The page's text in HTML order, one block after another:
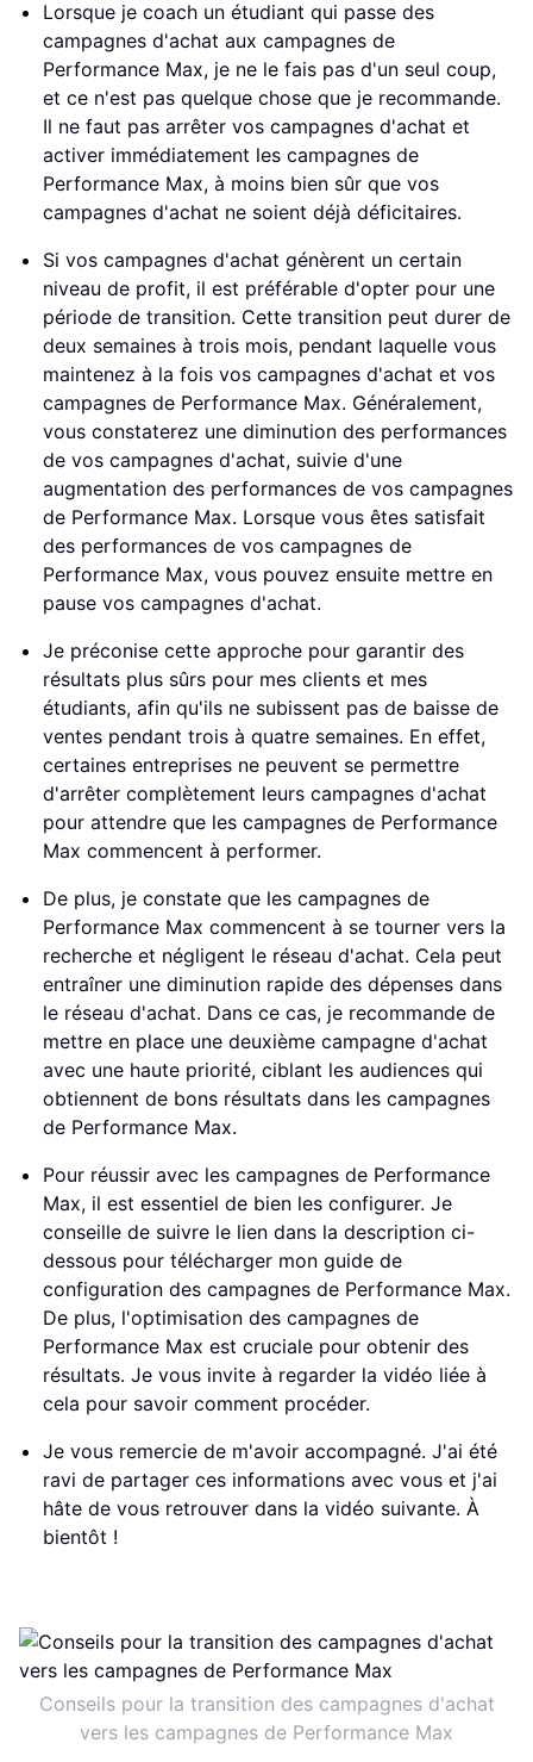
Lorsque je coach un étudiant qui passe des
campagnes d'achat aux campagnes de
Performance Max, je ne le fais pas d'un seul coup,
et ce n'est pas quelque chose que je recommande.
Il ne faut pas arrêter vos campagnes d'achat et
activer immédiatement les campagnes de
Performance Max, à moins bien sûr que vos
campagnes d'achat ne soient déjà déficitaires.
Si vos campagnes d'achat génèrent un certain
niveau de profit, il est préférable d'opter pour une
période de transition. Cette transition peut durer de
deux semaines à trois mois, pendant laquelle vous
maintenez à la fois vos campagnes d'achat et vos
campagnes de Performance Max. Généralement,
vous constaterez une diminution des performances
de vos campagnes d'achat, suivie d'une
augmentation des performances de vos campagnes
de Performance Max. Lorsque vous êtes satisfait
des performances de vos campagnes de
Performance Max, vous pouvez ensuite mettre en
pause vos campagnes d'achat.
Je préconise cette approche pour garantir des
résultats plus sûrs pour mes clients et mes
étudiants, afin qu'ils ne subissent pas de baisse de
ventes pendant trois à quatre semaines. En effet,
certaines entreprises ne peuvent se permettre
d'arrêter complètement leurs campagnes d'achat
pour attendre que les campagnes de Performance
Max commencent à performer.
De plus, je constate que les campagnes de
Performance Max commencent à se tourner vers la
recherche et négligent le réseau d'achat. Cela peut
entraîner une diminution rapide des dépenses dans
le réseau d'achat. Dans ce cas, je recommande de
mettre en place une deuxième campagne d'achat
avec une haute priorité, ciblant les audiences qui
obtiennent de bons résultats dans les campagnes
de Performance Max.
Pour réussir avec les campagnes de Performance
Max, il est essentiel de bien les configurer. Je
conseille de suivre le lien dans la description ci-
dessous pour télécharger mon guide de
configuration des campagnes de Performance Max.
De plus, l'optimisation des campagnes de
Performance Max est cruciale pour obtenir des
résultats. Je vous invite à regarder la vidéo liée à
cela pour savoir comment procéder.
Je vous remercie de m'avoir accompagné. J'ai été
ravi de partager ces informations avec vous et j'ai
hâte de vous retrouver dans la vidéo suivante. À
bientôt !
Conseils pour la transition des campagnes d'achat
vers les campagnes de Performance Max